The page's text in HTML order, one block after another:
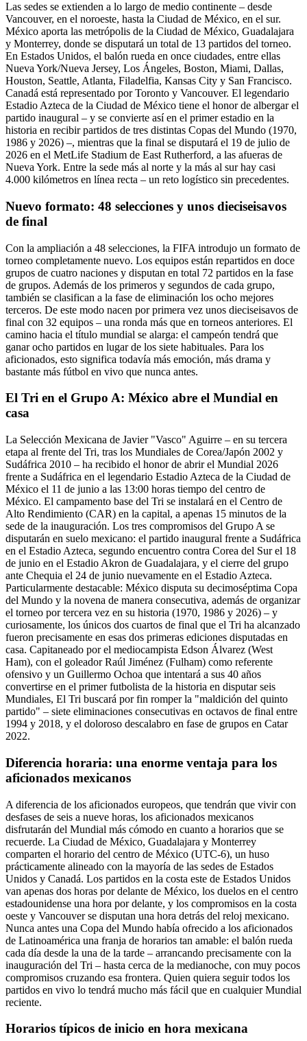
Las sedes se extienden a lo largo de medio continente – desde
Vancouver, en el noroeste, hasta la Ciudad de México, en el sur.
México aporta las metrópolis de la Ciudad de México, Guadalajara
y Monterrey, donde se disputará un total de 13 partidos del torneo.
En Estados Unidos, el balón rueda en once ciudades, entre ellas
Nueva York/Nueva Jersey, Los Ángeles, Boston, Miami, Dallas,
Houston, Seattle, Atlanta, Filadelfia, Kansas City y San Francisco.
Canadá está representado por Toronto y Vancouver. El legendario
Estadio Azteca de la Ciudad de México tiene el honor de albergar el
partido inaugural – y se convierte así en el primer estadio en la
historia en recibir partidos de tres distintas Copas del Mundo (1970,
1986 y 2026) –, mientras que la final se disputará el 19 de julio de
2026 en el MetLife Stadium de East Rutherford, a las afueras de
Nueva York. Entre la sede más al norte y la más al sur hay casi
4.000 kilómetros en línea recta – un reto logístico sin precedentes.
Nuevo formato: 48 selecciones y unos dieciseisavos
de final
Con la ampliación a 48 selecciones, la FIFA introdujo un formato de
torneo completamente nuevo. Los equipos están repartidos en doce
grupos de cuatro naciones y disputan en total 72 partidos en la fase
de grupos. Además de los primeros y segundos de cada grupo,
también se clasifican a la fase de eliminación los ocho mejores
terceros. De este modo nacen por primera vez unos dieciseisavos de
final con 32 equipos – una ronda más que en torneos anteriores. El
camino hacia el título mundial se alarga: el campeón tendrá que
ganar ocho partidos en lugar de los siete habituales. Para los
aficionados, esto significa todavía más emoción, más drama y
bastante más fútbol en vivo que nunca antes.
El Tri en el Grupo A: México abre el Mundial en
casa
La Selección Mexicana de Javier "Vasco" Aguirre – en su tercera
etapa al frente del Tri, tras los Mundiales de Corea/Japón 2002 y
Sudáfrica 2010 – ha recibido el honor de abrir el Mundial 2026
frente a Sudáfrica en el legendario Estadio Azteca de la Ciudad de
México el 11 de junio a las 13:00 horas tiempo del centro de
México. El campamento base del Tri se instalará en el Centro de
Alto Rendimiento (CAR) en la capital, a apenas 15 minutos de la
sede de la inauguración. Los tres compromisos del Grupo A se
disputarán en suelo mexicano: el partido inaugural frente a Sudáfrica
en el Estadio Azteca, segundo encuentro contra Corea del Sur el 18
de junio en el Estadio Akron de Guadalajara, y el cierre del grupo
ante Chequia el 24 de junio nuevamente en el Estadio Azteca.
Particularmente destacable: México disputa su decimoséptima Copa
del Mundo y la novena de manera consecutiva, además de organizar
el torneo por tercera vez en su historia (1970, 1986 y 2026) – y
curiosamente, los únicos dos cuartos de final que el Tri ha alcanzado
fueron precisamente en esas dos primeras ediciones disputadas en
casa. Capitaneado por el mediocampista Edson Álvarez (West
Ham), con el goleador Raúl Jiménez (Fulham) como referente
ofensivo y un Guillermo Ochoa que intentará a sus 40 años
convertirse en el primer futbolista de la historia en disputar seis
Mundiales, El Tri buscará por fin romper la "maldición del quinto
partido" – siete eliminaciones consecutivas en octavos de final entre
1994 y 2018, y el doloroso descalabro en fase de grupos en Catar
2022.
Diferencia horaria: una enorme ventaja para los
aficionados mexicanos
A diferencia de los aficionados europeos, que tendrán que vivir con
desfases de seis a nueve horas, los aficionados mexicanos
disfrutarán del Mundial más cómodo en cuanto a horarios que se
recuerde. La Ciudad de México, Guadalajara y Monterrey
comparten el horario del centro de México (UTC-6), un huso
prácticamente alineado con la mayoría de las sedes de Estados
Unidos y Canadá. Los partidos en la costa este de Estados Unidos
van apenas dos horas por delante de México, los duelos en el centro
estadounidense una hora por delante, y los compromisos en la costa
oeste y Vancouver se disputan una hora detrás del reloj mexicano.
Nunca antes una Copa del Mundo había ofrecido a los aficionados
de Latinoamérica una franja de horarios tan amable: el balón rueda
cada día desde la una de la tarde – arrancando precisamente con la
inauguración del Tri – hasta cerca de la medianoche, con muy pocos
compromisos cruzando esa frontera. Quien quiera seguir todos los
partidos en vivo lo tendrá mucho más fácil que en cualquier Mundial
reciente.
Horarios típicos de inicio en hora mexicana